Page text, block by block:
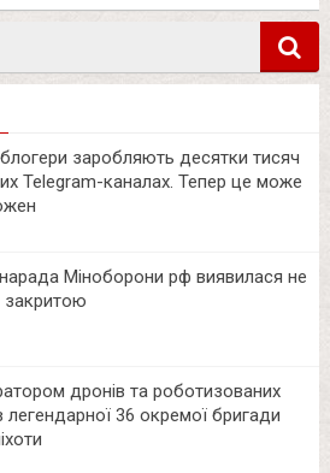
блогери заробляють десятки тисяч
Telegram-каналах. Тепер це може
Міноборони рф виявилася не
дронів та роботизованих
легендарної 36 окремої бригади